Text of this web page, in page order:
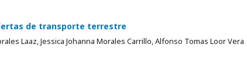
de transporte terrestre
Laaz, Jessica Johanna Morales Carrillo, Alfonso Tomas Loor Vera